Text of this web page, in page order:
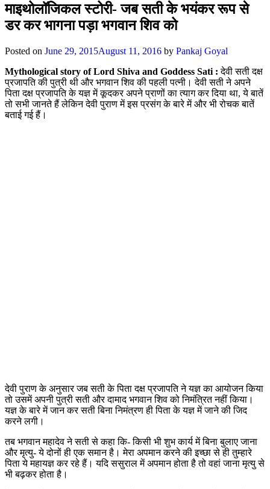
माइथोलॉजिकल स्टोरी- जब सती के भयंकर रूप से
डर कर भागना पड़ा भगवान शिव को
Posted on June 29, 2015August 11, 2016 by Pankaj Goyal
Mythological story of Lord Shiva and Goddess Sati : देवी सती दक्ष
प्रजापति की पुत्री थी और भगवान शिव की पहली पत्नी। देवी सती ने अपने
पिता दक्ष प्रजापति के यज्ञ में कूदकर अपने प्राणों का त्याग कर दिया था, ये बातें
तो सभी जानते हैं लेकिन देवी पुराण में इस प्रसंग के बारे में और भी रोचक बातें
बताई गई हैं।
देवी पुराण के अनुसार जब सती के पिता दक्ष प्रजापति ने यज्ञ का आयोजन किया
तो उसमें अपनी पुत्री सती और दामाद भगवान शिव को निमंत्रित नहीं किया।
यज्ञ के बारे में जान कर सती बिना निमंत्रण ही पिता के यज्ञ में जाने की जिद
करने लगी।
तब भगवान महादेव ने सती से कहा कि- किसी भी शुभ कार्य में बिना बुलाए जाना
और मृत्यु- ये दोनों ही एक समान है। मेरा अपमान करने की इच्छा से ही तुम्हारे
पिता ये महायज्ञ कर रहे हैं। यदि ससुराल में अपमान होता है तो वहां जाना मृत्यु से
भी बढ़कर होता है।